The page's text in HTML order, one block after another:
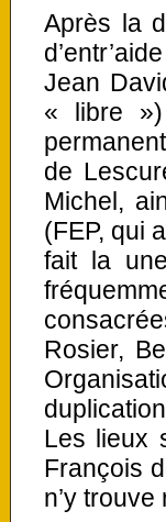
Après la
Jean
« libre
de
Michel,
(FEP, qui
fait la
Rosier,
Les lieux
François
n’y trouve